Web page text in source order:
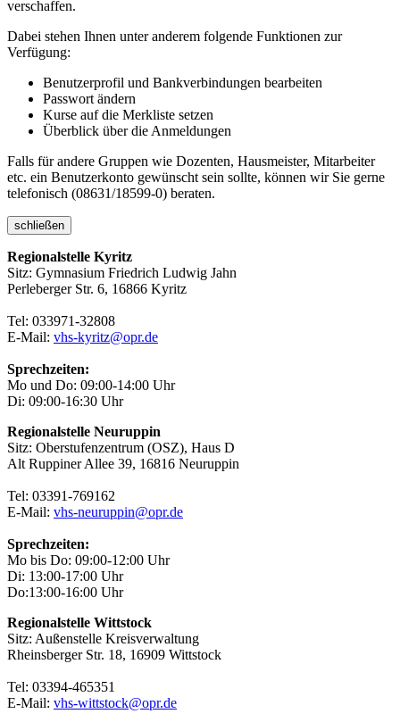
verschaffen.
Dabei stehen Ihnen unter anderem folgende Funktionen zur
Verfügung:
Benutzerprofil und Bankverbindungen bearbeiten
Passwort ändern
Kurse auf die Merkliste setzen
Überblick über die Anmeldungen
Falls für andere Gruppen wie Dozenten, Hausmeister, Mitarbeiter
etc. ein Benutzerkonto gewünscht sein sollte, können wir Sie gerne
telefonisch (08631/18599-0) beraten.
schließen
Regionalstelle Kyritz
Sitz: Gymnasium Friedrich Ludwig Jahn
Perleberger Str. 6, 16866 Kyritz
Tel: 033971-32808
E-Mail: vhs-kyritz@opr.de
Sprechzeiten:
Mo und Do: 09:00-14:00 Uhr
Di: 09:00-16:30 Uhr
Regionalstelle Neuruppin
Sitz: Oberstufenzentrum (OSZ), Haus D
Alt Ruppiner Allee 39, 16816 Neuruppin
Tel: 03391-769162
E-Mail: vhs-neuruppin@opr.de
Sprechzeiten:
Mo bis Do: 09:00-12:00 Uhr
Di: 13:00-17:00 Uhr
Do:13:00-16:00 Uhr
Regionalstelle Wittstock
Sitz: Außenstelle Kreisverwaltung
Rheinsberger Str. 18, 16909 Wittstock
Tel: 03394-465351
E-Mail: vhs-wittstock@opr.de